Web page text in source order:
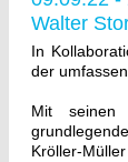
Walter
In
der
Mit seinen
Kröller-